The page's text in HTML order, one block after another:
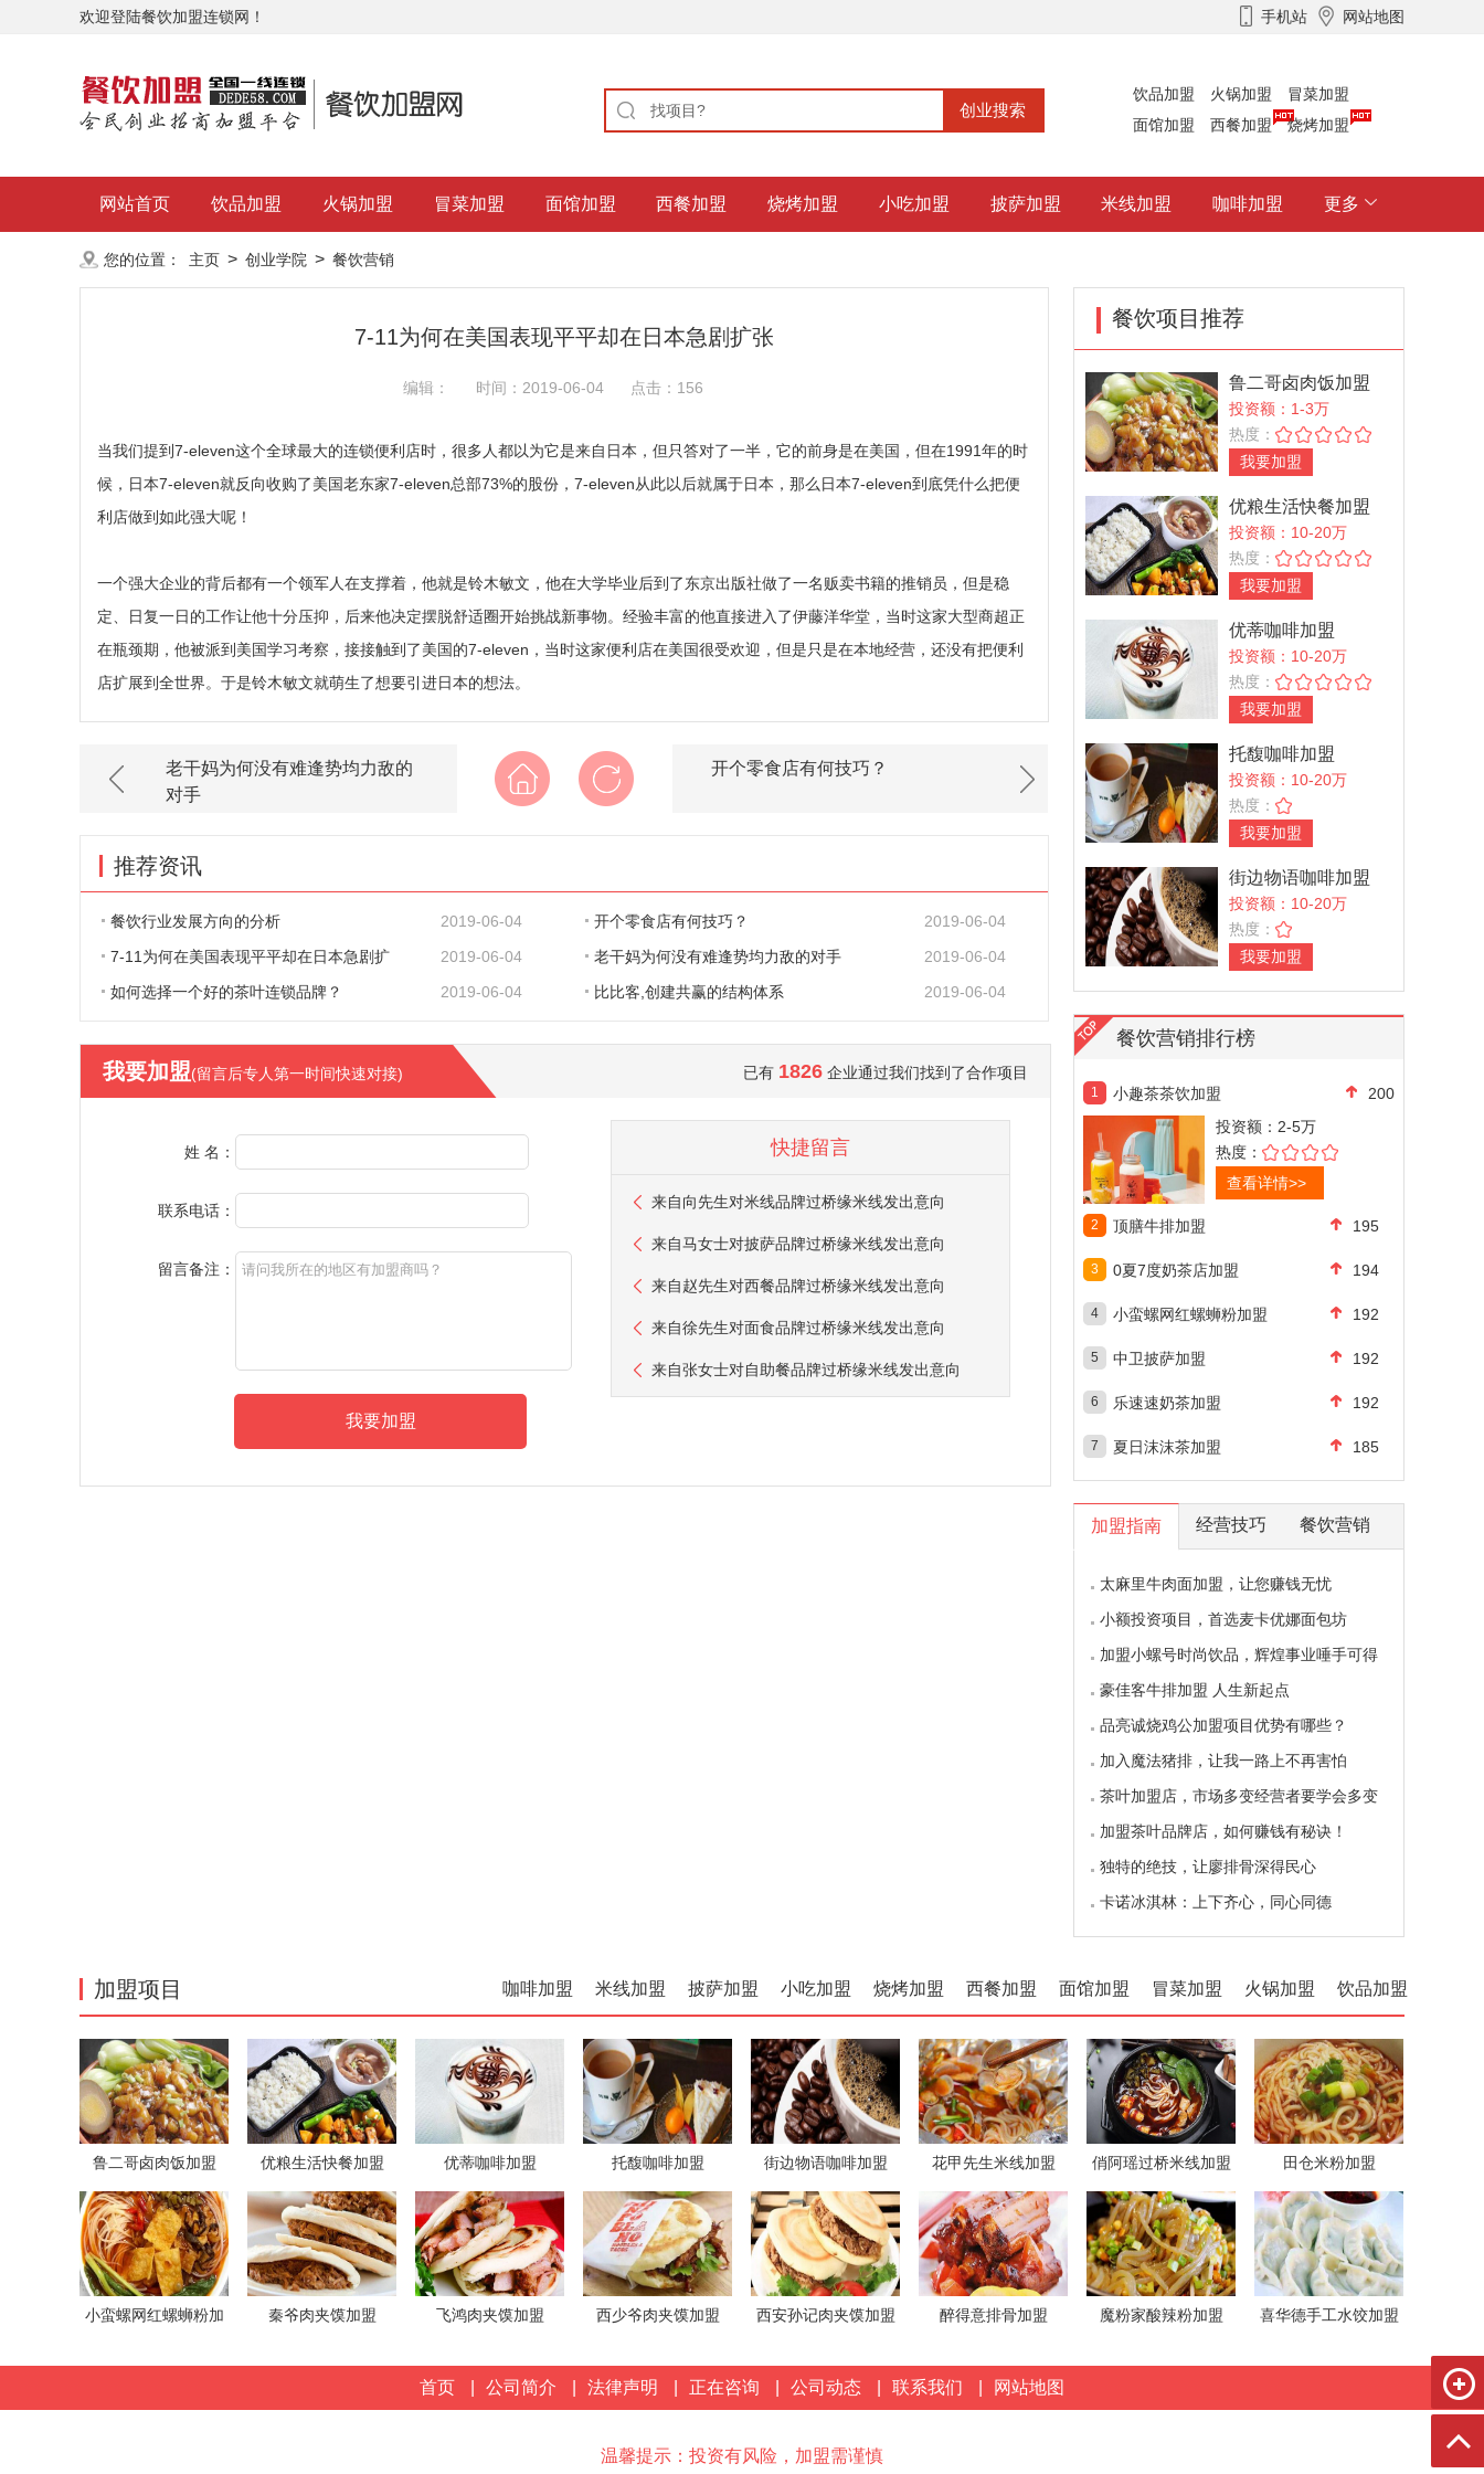
欢迎登陆餐饮加盟连锁网！ 手机站 网站地图
饮品加盟 火锅加盟
冒菜加盟
面馆加盟
西餐加盟 烧烤加盟
网站首页 饮品加盟 火锅加盟 冒菜加盟 面馆加盟 西餐加盟 烧烤加盟 小吃加盟 披萨加盟 米线加盟 咖啡加盟 更多
您的位置： 主页 > 创业学院 > 餐饮营销
7-11为何在美国表现平平却在日本急剧扩张
编辑： 时间：2019-06-04 点击： 156
当我们提到7-eleven这个全球最大的连锁便利店时，很多人都以为它是来自日本，但只答对了一半，它的前身是在美国，但在1991年的时
候，日本7-eleven就反向收购了美国老东家7-eleven总部73%的股份，7-eleven从此以后就属于日本，那么日本7-eleven到底凭什么把便
利店做到如此强大呢！
一个强大企业的背后都有一个领军人在支撑着，他就是铃木敏文，他在大学毕业后到了东京出版社做了一名贩卖书籍的推销员，但是稳
定、日复一日的工作让他十分压抑，后来他决定摆脱舒适圈开始挑战新事物。经验丰富的他直接进入了伊藤洋华堂，当时这家大型商超正
在瓶颈期，他被派到美国学习考察，接接触到了美国的7-eleven，当时这家便利店在美国很受欢迎，但是只是在本地经营，还没有把便利
店扩展到全世界。于是铃木敏文就萌生了想要引进日本的想法。
老干妈为何没有难逢势均力敌的
对手
开个零食店有何技巧？
推荐资讯
餐饮行业发展方向的分析 2019-06-04 开个零食店有何技巧？
2019-06-04
7-11为何在美国表现平平却在日本急剧扩
2019-06-04 老干妈为何没有难逢势均力敌的对手
2019-06-04
如何选择一个好的茶叶连锁品牌？
2019-06-04 比比客,创建共赢的结构体系 2019-06-04
我要加盟(留言后专人第一时间快速对接) 已有 1826 企业通过我们找到了合作项目
姓 名：
联系电话：
留言备注：
快捷留言
来自向先生对米线品牌过桥缘米线发出意向
来自马女士对披萨品牌过桥缘米线发出意向
来自赵先生对西餐品牌过桥缘米线发出意向
来自徐先生对面食品牌过桥缘米线发出意向
来自张女士对自助餐品牌过桥缘米线发出意向
餐饮项目推荐
鲁二哥卤肉饭加盟
投资额：1-3万
热度：
我要加盟
优粮生活快餐加盟
投资额：10-20万
热度：
我要加盟
优蒂咖啡加盟
投资额：10-20万
热度：
我要加盟
托馥咖啡加盟
投资额：10-20万
热度：
我要加盟
街边物语咖啡加盟
投资额：10-20万
热度：
我要加盟
餐饮营销排行榜
1 小趣茶茶饮加盟
200
投资额： 2-5万
热度：
查看详情>>
2 顶膳牛排加盟 195
3 0夏7度奶茶店加盟 194
4 小蛮螺网红螺蛳粉加盟 192
5 中卫披萨加盟 192
6 乐速速奶茶加盟 192
7 夏日沫沫茶加盟 185
加盟指南 经营技巧 餐饮营销
太麻里牛肉面加盟，让您赚钱无忧
小额投资项目，首选麦卡优娜面包坊
加盟小螺号时尚饮品，辉煌事业唾手可得
豪佳客牛排加盟 人生新起点
品亮诚烧鸡公加盟项目优势有哪些？
加入魔法猪排，让我一路上不再害怕
茶叶加盟店，市场多变经营者要学会多变
加盟茶叶品牌店，如何赚钱有秘诀！
独特的绝技，让廖排骨深得民心
卡诺冰淇林：上下齐心，同心同德
加盟项目 饮品加盟
火锅加盟
冒菜加盟
面馆加盟
西餐加盟
烧烤加盟
小吃加盟
披萨加盟
米线加盟
咖啡加盟
鲁二哥卤肉饭加盟 优粮生活快餐加盟 优蒂咖啡加盟 托馥咖啡加盟 街边物语咖啡加盟 花甲先生米线加盟 俏阿瑶过桥米线加盟 田仓米粉加盟
小蛮螺网红螺蛳粉加
秦爷肉夹馍加盟 飞鸿肉夹馍加盟 西少爷肉夹馍加盟 西安孙记肉夹馍加盟 醉得意排骨加盟 魔粉家酸辣粉加盟 喜华德手工水饺加盟
首页 公司简介 法律声明 正在咨询 公司动态 联系我们 网站地图
温馨提示：投资有风险，加盟需谨慎